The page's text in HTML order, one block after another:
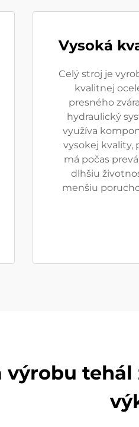
Vysoká
Celý stroj je
kvalitnej
presného
hydraulický
využíva
vysokej kvality,
má počas
dlhšiu
menšiu
výrobu